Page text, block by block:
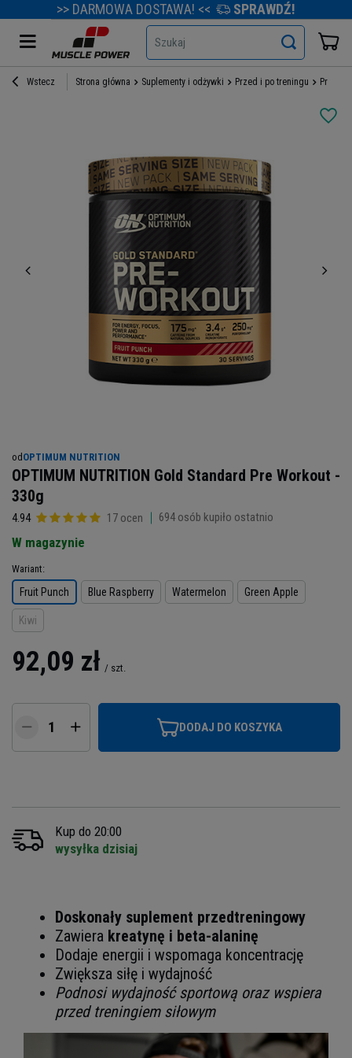
>> DARMOWA DOSTAWA! << SPRAWDŹ!
Szukaj
Wstecz Strona główna Suplementy i odżywki Przed i po treningu
od OPTIMUM NUTRITION
OPTIMUM NUTRITION Gold Standard Pre Workout -
330g
4.94 17 ocen 694 osób kupiło ostatnio
W magazynie
Wariant
Fruit Punch Blue Raspberry Watermelon Green Apple
Kiwi
92,09 zł / szt.
DODAJ DO KOSZYKA
Kup do 20:00
wysyłka dzisiaj
Doskonały suplement przedtreningowy
Zawiera kreatynę i beta-alaninę
Dodaje energii i wspomaga koncentrację
Zwiększa siłę i wydajność
Podnosi wydajność sportową oraz wspiera
przed treningiem siłowym